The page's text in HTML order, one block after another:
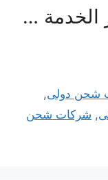
الخدمة …
شحن دولى,
, شركات شحن